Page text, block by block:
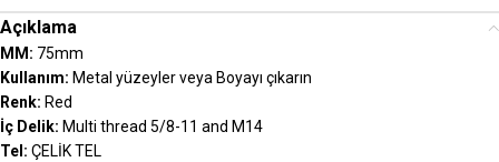
Açıklama
MM: 75mm
Kullanım: Metal yüzeyler veya Boyayı çıkarın
Renk: Red
İç Delik: Multi thread 5/8-11 and M14
Tel: ÇELİK TEL